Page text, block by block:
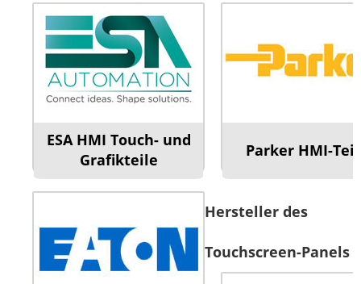
ESA HMI Touch- und
Grafikteile
Parker HMI-
Hersteller des
Touchscreen-Panels